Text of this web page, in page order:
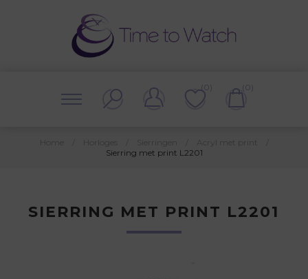
(0) (0)
Sierring met print L2201
SIERRING MET PRINT L2201